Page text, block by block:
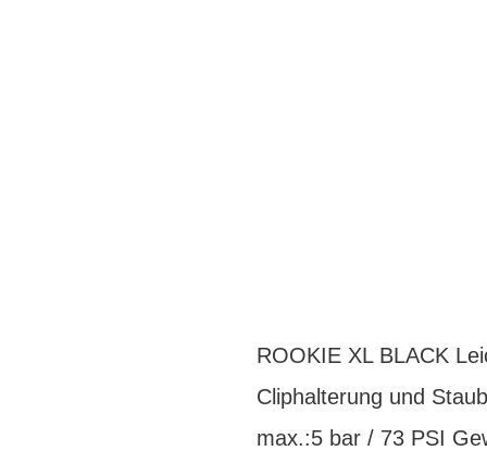
ROOKIE XL BLACK
Cliphalterung und
max.:5 bar / 73 PSI